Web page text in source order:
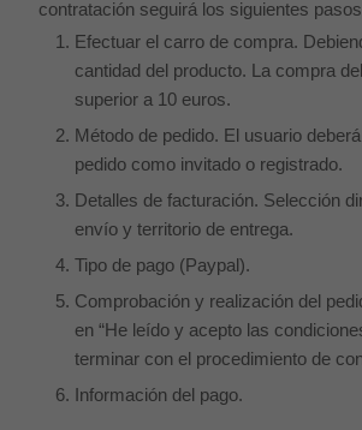
contratación seguirá los siguientes
Efectuar el carro de compra.
cantidad del producto. La compra
superior a 10 euros.
Método de pedido. El usuario
pedido como invitado o registrado.
Detalles de facturación. Selección
envío y territorio de entrega.
Tipo de pago (Paypal).
Comprobación y realización del
en “He leído y acepto las
terminar con el procedimiento de
Información del pago.